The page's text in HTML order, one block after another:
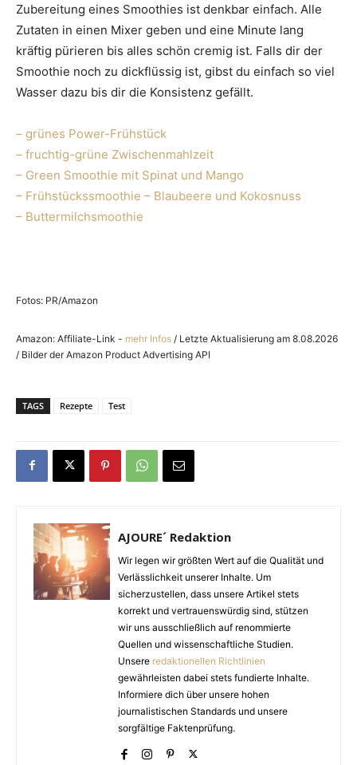
Zubereitung eines Smoothies ist denkbar einfach. Alle
Zutaten in einen Mixer geben und eine Minute lang
kräftig pürieren bis alles schön cremig ist. Falls dir der
Smoothie noch zu dickflüssig ist, gibst du einfach so viel
Wasser dazu bis dir die Konsistenz gefällt.
– grünes Power-Frühstück
– fruchtig-grüne Zwischenmahlzeit
– Green Smoothie mit Spinat und Mango
– Frühstückssmoothie – Blaubeere und Kokosnuss
– Buttermilchsmoothie
Fotos: PR/Amazon
Amazon: Affiliate-Link - mehr Infos / Letzte Aktualisierung am 8.08.2026
/ Bilder der Amazon Product Advertising API
TAGS Rezepte Test
AJOURE´ Redaktion
Wir legen wir größten Wert auf die Qualität und
Verlässlichkeit unserer Inhalte. Um
sicherzustellen, dass unsere Artikel stets
korrekt und vertrauenswürdig sind, stützen
wir uns ausschließlich auf renommierte
Quellen und wissenschaftliche Studien.
Unsere redaktionellen Richtlinien
gewährleisten dabei stets fundierte Inhalte.
Informiere dich über unsere hohen
journalistischen Standards und unsere
sorgfältige Faktenprüfung.